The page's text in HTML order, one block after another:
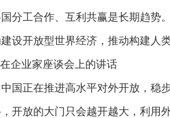
分工合作、互利共赢是长期趋势
设开放型世界经济，推动构建人
企业家座谈会上的讲话
国正在推进高水平对外开放，稳
开放的大门只会越开越大，利用